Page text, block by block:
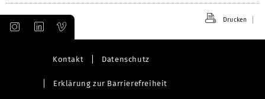
Drucken
Kontakt Datenschutz
Erklärung zur Barrierefreiheit